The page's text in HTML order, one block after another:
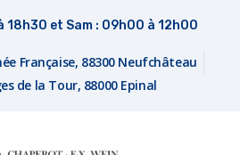
18h30 et Sam : 09h00 à 12h00
Française, 88300 Neufchâteau
de la Tour, 88000 Epinal